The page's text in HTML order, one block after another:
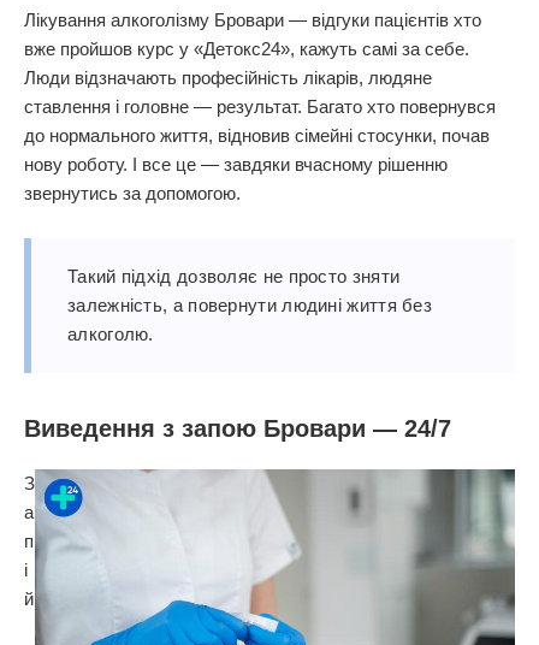
Лікування алкоголізму Бровари — відгуки пацієнтів хто
вже пройшов курс у «Детокс24», кажуть самі за себе.
Люди відзначають професійність лікарів, людяне
ставлення і головне — результат. Багато хто повернувся
до нормального життя, відновив сімейні стосунки, почав
нову роботу. І все це — завдяки вчасному рішенню
звернутись за допомогою.
Такий підхід дозволяє не просто зняти
залежність, а повернути людині життя без
алкоголю.
Виведення з запою Бровари — 24/7
З
а
п
і
й